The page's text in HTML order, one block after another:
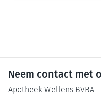
Neem contact met
Apotheek Wellens BVBA